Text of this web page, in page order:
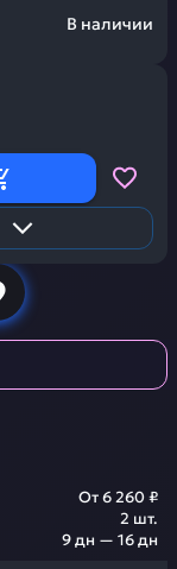
В наличии
2 шт.
От6 260 ₽
9 дн — 16 дн